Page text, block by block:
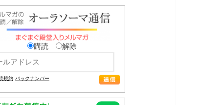
購読 解除
規約 バックナンバー